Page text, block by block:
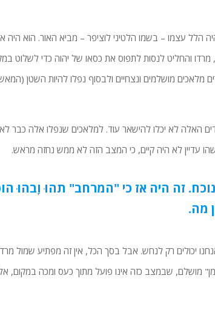
הלל עצמו – בשמו הלטיני לוציפר – מביא האור. הוא היה
והחליט לנסות לתפוס את כסאו של יהוה כדי לשלוט
מלאכים מושלמים ונצחיים ולבסוף נפלו להיות השטן
האלה לא יכלו להישאר עוד. למלאכים שנפלו אלה כבר
עדיין לא היה קיים, כי המצב הזה לא ממש נחזה מראש.
זה היה אז כי "המרחב" תֹהוּ וָבֹהוּ
מה.
יכולים רק לנחש. אבל בסך הכל, אין זה מפתיע שמול
מושלם, שבמצב כזה אינו פועל מתוך כעס ומכה במקום,